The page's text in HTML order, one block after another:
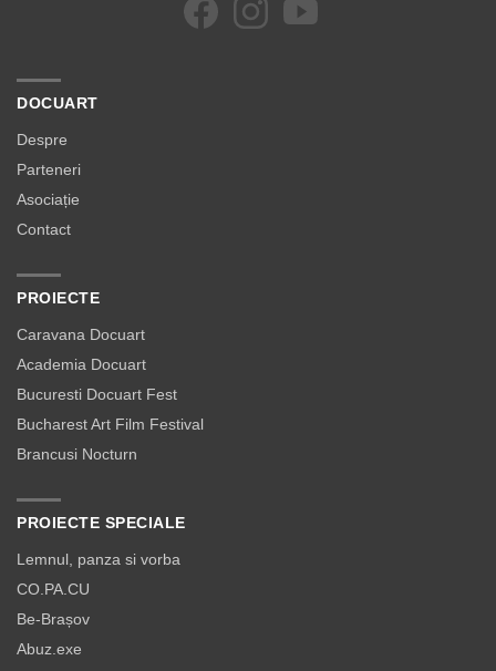
DOCUART
Despre
Parteneri
Asociație
Contact
PROIECTE
Caravana Docuart
Academia Docuart
Bucuresti Docuart Fest
Bucharest Art Film Festival
Brancusi Nocturn
PROIECTE SPECIALE
Lemnul, panza si vorba
CO.PA.CU
Be-Brașov
Abuz.exe